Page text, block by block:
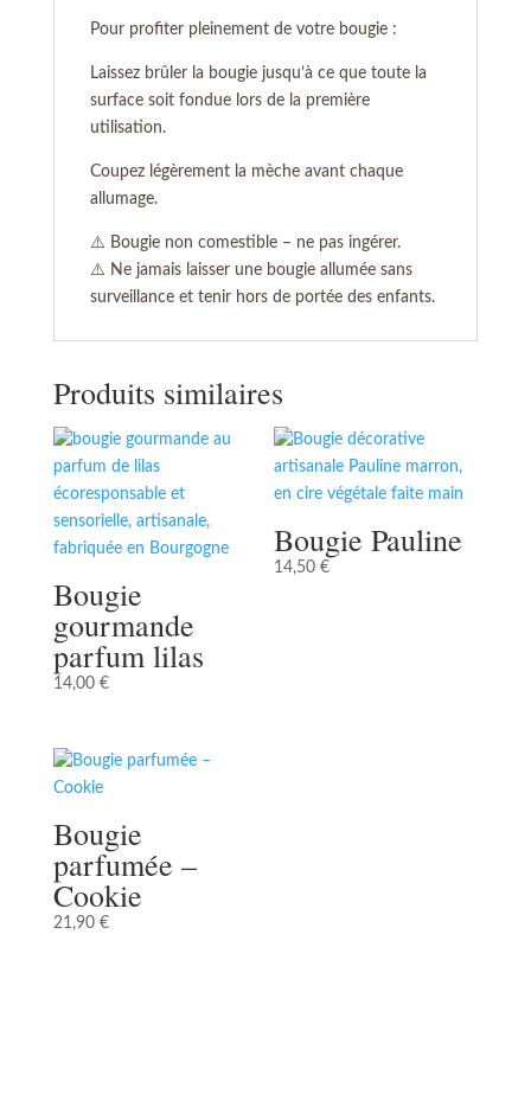
Pour profiter pleinement de votre bougie :
Laissez brûler la bougie jusqu’à ce que toute la
surface soit fondue lors de la première
utilisation.
Coupez légèrement la mèche avant chaque
allumage.
⚠️ Bougie non comestible – ne pas ingérer.
⚠️ Ne jamais laisser une bougie allumée sans
surveillance et tenir hors de portée des enfants.
Produits similaires
Bougie
gourmande
parfum lilas
14,00 €
Bougie Pauline
14,50€
Bougie
parfumée –
Cookie
21,90 €